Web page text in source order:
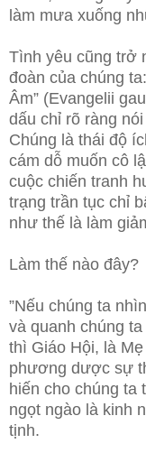
làm mưa xuống
Tình yêu cũng trở
đoàn của chúng
Âm” (Evangelii
dấu chỉ rõ ràng
Chúng là thái độ
cám dỗ muốn cô
cuộc chiến tranh
trạng trần tục chỉ
như thế là làm
Làm thế nào đây?
”Nếu chúng ta
và quanh chúng
thì Giáo Hội, là
phương dược sự
hiến cho chúng
ngọt ngào là kinh
tịnh.